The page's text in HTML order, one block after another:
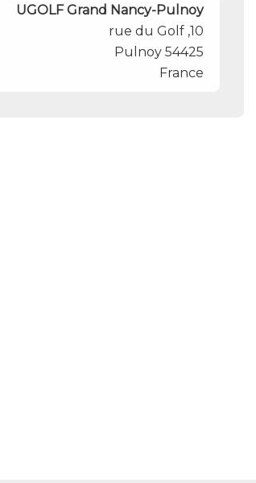
UGOLF Grand Nancy-Pulnoy
10, rue du Golf
54425
Pulnoy
France